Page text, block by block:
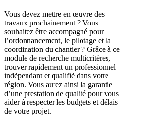
Vous devez mettre en œuvre des
travaux prochainement ? Vous
souhaitez être accompagné pour
l’ordonnancement, le pilotage et la
coordination du chantier ? Grâce à ce
module de recherche multicritères,
trouver rapidement un professionnel
indépendant et qualifié dans votre
région. Vous aurez ainsi la garantie
d’une prestation de qualité pour vous
aider à respecter les budgets et délais
de votre projet.